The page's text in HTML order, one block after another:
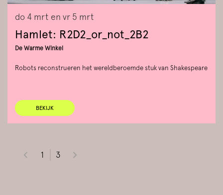
Hamlet: R2D2_or_not_2B2
De Warme Winkel
Robots reconstrueren het wereldberoemde stuk van Shakespeare
do 4 mrt en vr 5 mrt
BEKIJK
1 3